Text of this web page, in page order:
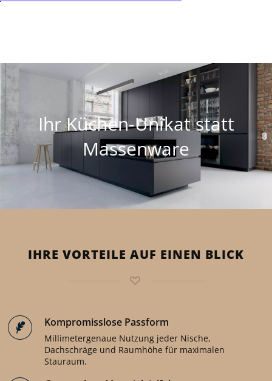
Ihr Küchen-Unikat statt
Massenware
IHRE VORTEILE AUF EINEN BLICK
Kompromisslose Passform
Millimetergenaue Nutzung jeder Nische,
Dachschräge und Raumhöhe für maximalen
Stauraum.